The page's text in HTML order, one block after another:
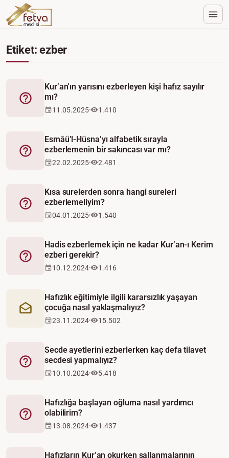
Etiket: ezber
Fetva
Kur’an’ın yarısını ezberleyen kişi hafız sayılır
mı?
11.05.2025 1.410
Fetva
Esmâü’l-Hüsna’yı alfabetik sırayla
ezberlemenin bir sakıncası var mı?
22.02.2025 2.481
Fetva
Kısa surelerden sonra hangi sureleri
ezberlemeliyim?
04.01.2025 1.540
Fetva
Hadis ezberlemek için ne kadar Kur’an-ı Kerim
ezberi gerekir?
10.12.2024 1.416
Mektup
Hafızlık eğitimiyle ilgili kararsızlık yaşayan
çocuğa nasıl yaklaşmalıyız?
23.11.2024 15.502
Fetva
Secde ayetlerini ezberlerken kaç defa tilavet
secdesi yapmalıyız?
10.10.2024 5.418
Fetva
Hafızlığa başlayan oğluma nasıl yardımcı
olabilirim?
13.08.2024 1.437
Hafızların Kur’an okurken sallanmalarının